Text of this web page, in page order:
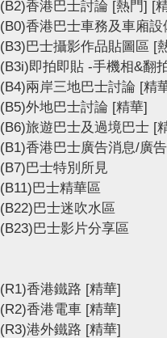
(B2)香港巴士討論 [熱門] [
(B0)香港巴士車務及車廂設
(B3)巴士攝影作品貼圖區 [
(B3i)即拍即貼 -手機相&翻
(B4)兩岸三地巴士討論 [精
(B5)外地巴士討論 [精華]
(B6)旅遊巴士及過境巴士 [
(B1)香港巴士廣告消息/廣
(B7)巴士特別所見
(B11)巴士精華區
(B22)巴士迷吹水區
(B23)巴士影片分享區
(R1)香港鐵路 [精華]
(R2)香港電車 [精華]
(R3)港外鐵路 [精華]